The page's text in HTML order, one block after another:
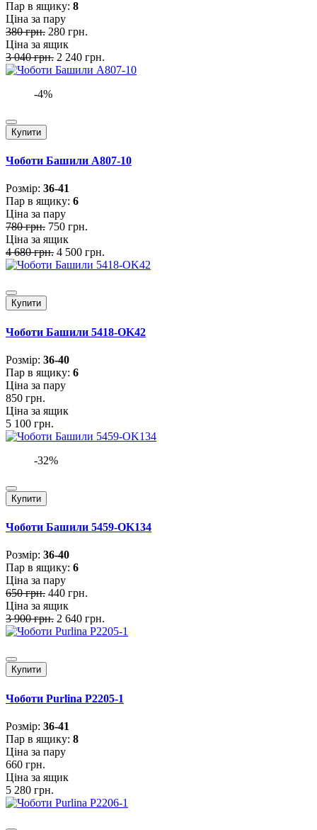
Пар в ящику: 8
Ціна за пару
380 грн. 280 грн.
Ціна за ящик
3 040 грн. 2 240 грн.
-4%
Купити
Чоботи Башили A807-10
Розмiр: 36-41
Пар в ящику: 6
Ціна за пару
780 грн. 750 грн.
Ціна за ящик
4 680 грн. 4 500 грн.
Купити
Чоботи Башили 5418-OK42
Розмiр: 36-40
Пар в ящику: 6
Ціна за пару
850 грн.
Ціна за ящик
5 100 грн.
-32%
Купити
Чоботи Башили 5459-OK134
Розмiр: 36-40
Пар в ящику: 6
Ціна за пару
650 грн. 440 грн.
Ціна за ящик
3 900 грн. 2 640 грн.
Купити
Чоботи Purlina P2205-1
Розмiр: 36-41
Пар в ящику: 8
Ціна за пару
660 грн.
Ціна за ящик
5 280 грн.